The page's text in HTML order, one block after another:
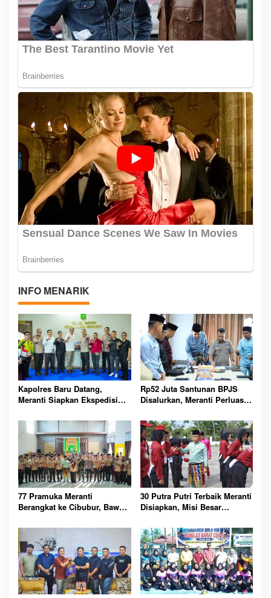
INFO MENARIK
Kapolres Baru Datang,
Meranti Siapkan Ekspedisi
Rp52 Juta Santunan BPJS
Disalurkan, Meranti Perluas
77 Pramuka Meranti
Berangkat ke Cibubur, Bawa
30 Putra Putri Terbaik Meranti
Disiapkan, Misi Besar